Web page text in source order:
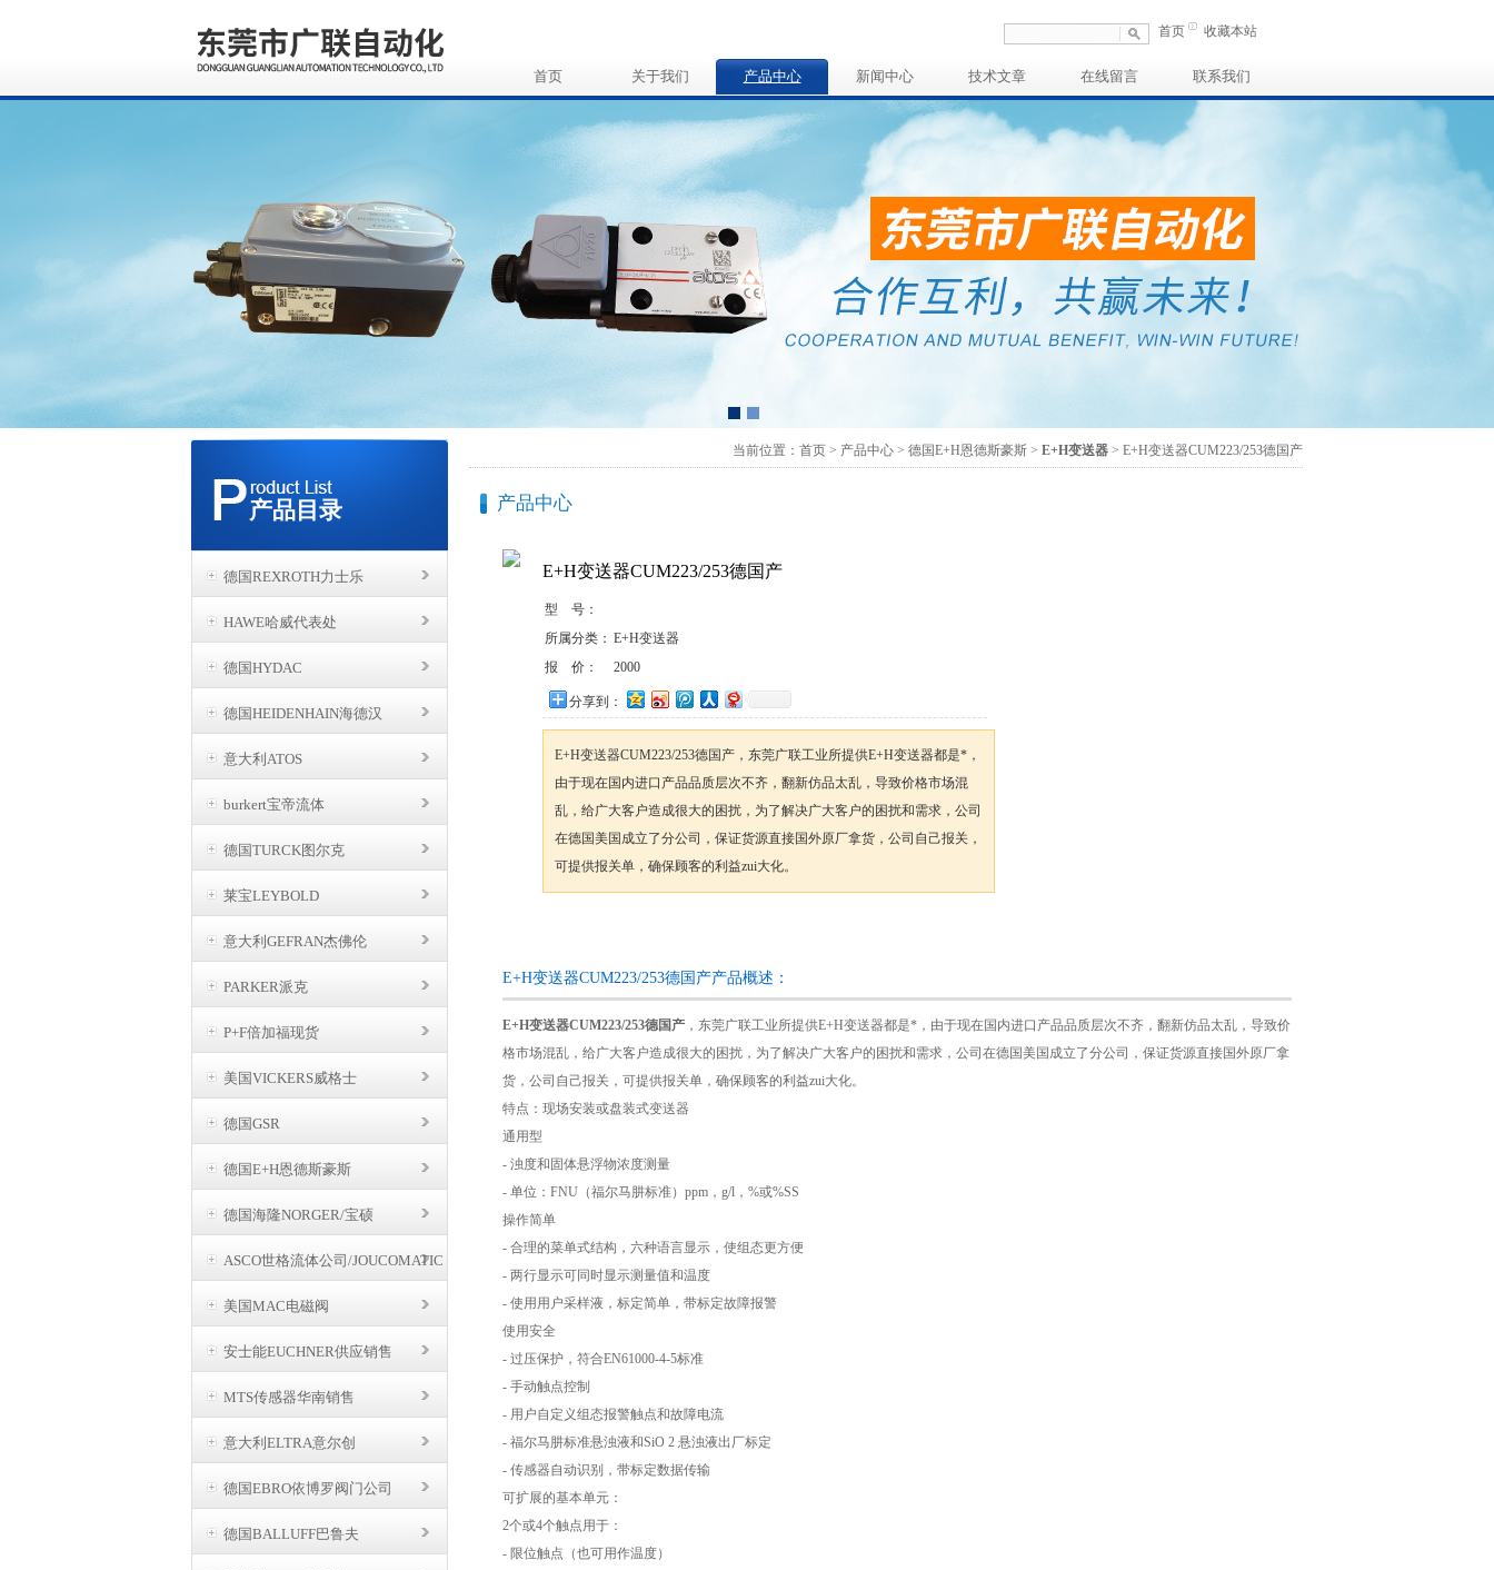
首页 收藏本站
首页 关于我们 产品中心 新闻中心 技术文章 在线留言 联系我们
产品目录
德国REXROTH力士乐
HAWE哈威代表处
德国HYDAC
德国HEIDENHAIN海德汉
意大利ATOS
burkert宝帝流体
德国TURCK图尔克
莱宝LEYBOLD
意大利GEFRAN杰佛伦
PARKER派克
P+F倍加福现货
美国VICKERS威格士
德国GSR
德国E+H恩德斯豪斯
德国海隆NORGER/宝硕
BUSCHJOST
ASCO世格流体公司/JOUCOMATIC
美国MAC电磁阀
安士能EUCHNER供应销售
MTS传感器华南销售
意大利ELTRA意尔创
德国EBRO依博罗阀门公司
德国BALLUFF巴鲁夫
当前位置：首页 > 产品中心 > 德国E+H恩德斯豪斯 > E+H变送器 > E+H变送器CUM223/253德国产
产品中心
E+H变送器CUM223/253德国产
型 号：
所属分类： E+H变送器
报 价：
2000
分享到：
E+H变送器CUM223/253德国产，东莞广联工业所提供E+H变送器都是*，
由于现在国内进口产品品质层次不齐，翻新仿品太乱，导致价格市场混
乱，给广大客户造成很大的困扰，为了解决广大客户的困扰和需求，公司
在德国美国成立了分公司，保证货源直接国外原厂拿货，公司自己报关，
可提供报关单，确保顾客的利益zui大化。
E+H变送器CUM223/253德国产产品概述：
E+H变送器CUM223/253德国产 ，东莞广联工业所提供E+H变送器都是*，由于现在国内进口产品品质层次不齐，翻新仿品太乱，导致价
格市场混乱，给广大客户造成很大的困扰，为了解决广大客户的困扰和需求，公司在德国美国成立了分公司，保证货源直接国外原厂拿
货，公司自己报关，可提供报关单，确保顾客的利益zui大化。
特点：现场安装或盘装式变送器
通用型
- 浊度和固体悬浮物浓度测量
- 单位：FNU（福尔马肼标准）ppm，g/l，%或%SS
操作简单
- 合理的菜单式结构，六种语言显示，使组态更方便
- 两行显示可同时显示测量值和温度
- 使用用户采样液，标定简单，带标定故障报警
使用安全
- 过压保护，符合EN61000-4-5标准
- 手动触点控制
- 用户自定义组态报警触点和故障电流
- 福尔马肼标准悬浊液和SiO 2 悬浊液出厂标定
- 传感器自动识别，带标定数据传输
可扩展的基本单元：
2个或4个触点用于：
- 限位触点（也可用作温度）